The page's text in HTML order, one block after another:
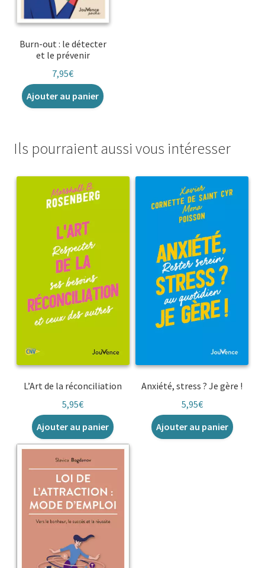
Burn-out : le détecter
et le prévenir
7,95€
Ajouter au panier
Ils pourraient aussi vous intéresser
L’Art de la réconciliation
5,95€
Ajouter au panier
Anxiété, stress ? Je gère !
5,95€
Ajouter au panier